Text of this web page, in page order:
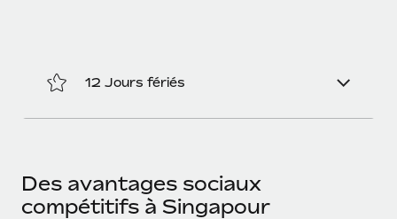
12 Jours fériés
Des avantages sociaux
compétitifs à Singapour